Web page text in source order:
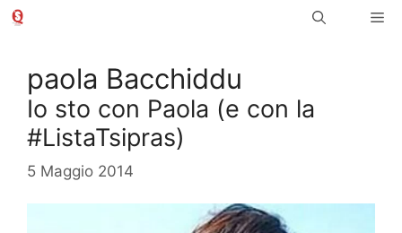
Vai
paola Bacchiddu
Io sto con Paola (e con la
#ListaTsipras)
5 Maggio 2014